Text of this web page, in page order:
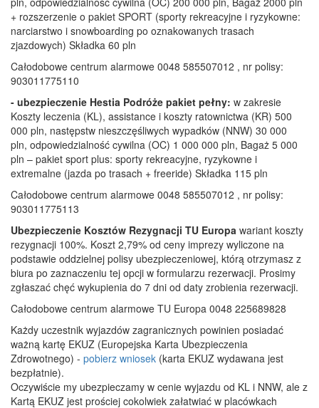
+ rozszerzenie o pakiet SPORT (sporty rekreacyjne i ryzykowne:
narciarstwo i snowboarding po oznakowanych trasach
zjazdowych) Składka 60 pln
Całodobowe centrum alarmowe 0048 585507012 , nr polisy:
903011775110
- ubezpieczenie Hestia Podróże pakiet pełny: w zakresie
Koszty leczenia (KL), assistance i koszty ratownictwa (KR) 500
000 pln, następstw nieszczęśliwych wypadków (NNW) 30 000
pln, odpowiedzialność cywilna (OC) 1 000 000 pln, Bagaż 5 000
pln – pakiet sport plus: sporty rekreacyjne, ryzykowne i
extremalne (jazda po trasach + freeride) Składka 115 pln
Całodobowe centrum alarmowe 0048 585507012 , nr polisy:
903011775113
Ubezpieczenie Kosztów Rezygnacji TU Europa wariant koszty
rezygnacji 100%. Koszt 2,79% od ceny imprezy wyliczone na
podstawie oddzielnej polisy ubezpieczeniowej, którą otrzymasz z
biura po zaznaczeniu tej opcji w formularzu rezerwacji. Prosimy
zgłaszać chęć wykupienia do 7 dni od daty zrobienia rezerwacji.
Całodobowe centrum alarmowe TU Europa 0048 225689828
Każdy uczestnik wyjazdów zagranicznych powinien posiadać
ważną kartę EKUZ (Europejska Karta Ubezpieczenia
Zdrowotnego) - pobierz wniosek (karta EKUZ wydawana jest
bezpłatnie).
Oczywiście my ubezpieczamy w cenie wyjazdu od KL i NNW, ale z
Kartą EKUZ jest prościej cokolwiek załatwiać w placówkach